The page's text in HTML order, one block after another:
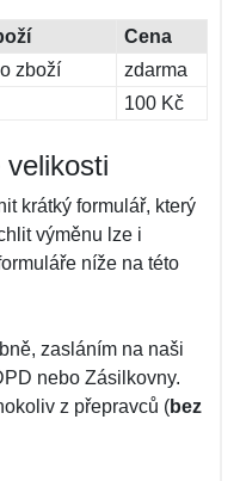
Cena
zboží
zdarma
100 Kč
krátký formulář, který
výměnu lze i
níže na této
zasláním na naši
nebo Zásilkovny.
z přepravců (bez